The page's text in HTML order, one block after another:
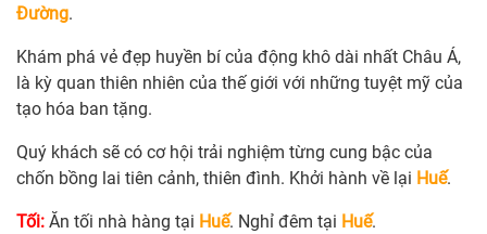
Đường.
Khám phá vẻ đẹp huyền bí của động khô dài nhất Châu Á,
là kỳ quan thiên nhiên của thế giới với những tuyệt mỹ của
tạo hóa ban tặng.
Quý khách sẽ có cơ hội trải nghiệm từng cung bậc của
chốn bồng lai tiên cảnh, thiên đình. Khởi hành về lại Huế.
Tối: Ăn tối nhà hàng tại Huế. Nghỉ đêm tại Huế.